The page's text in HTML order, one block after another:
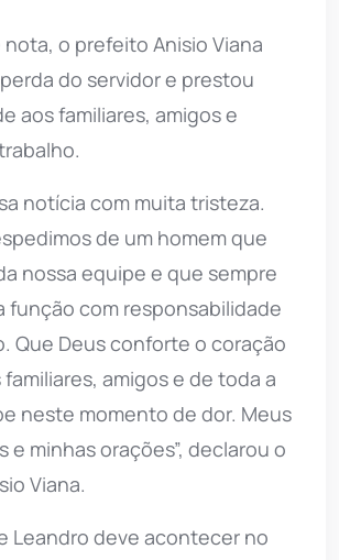
nota, o prefeito Anisio Viana
do servidor e prestou
aos familiares, amigos e
notícia com muita tristeza.
de um homem que
nossa equipe e que sempre
função com responsabilidade
Que Deus conforte o coração
amigos e de toda a
neste momento de dor. Meus
e minhas orações”, declarou o
Viana.
Leandro deve acontecer no